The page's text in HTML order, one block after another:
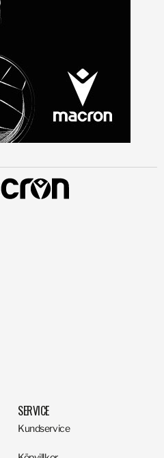
SERVICE
Kundservice